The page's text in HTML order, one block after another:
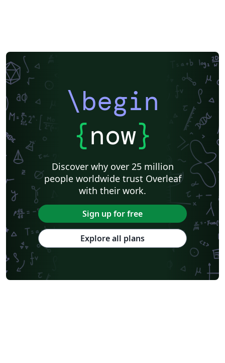
\begin
{now}
Discover why over 25 million
people worldwide trust Overleaf
with their work.
Sign up for free
Explore all plans